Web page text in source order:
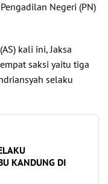
Negeri (PN)
kali ini, Jaksa
saksi yaitu tiga
selaku
KANDUNG DI